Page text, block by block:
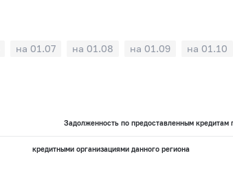
на 01.07 на 01.08 на 01.09 на 01.10
Задолженность по предоставленным кредитам
кредитными организациями данного региона